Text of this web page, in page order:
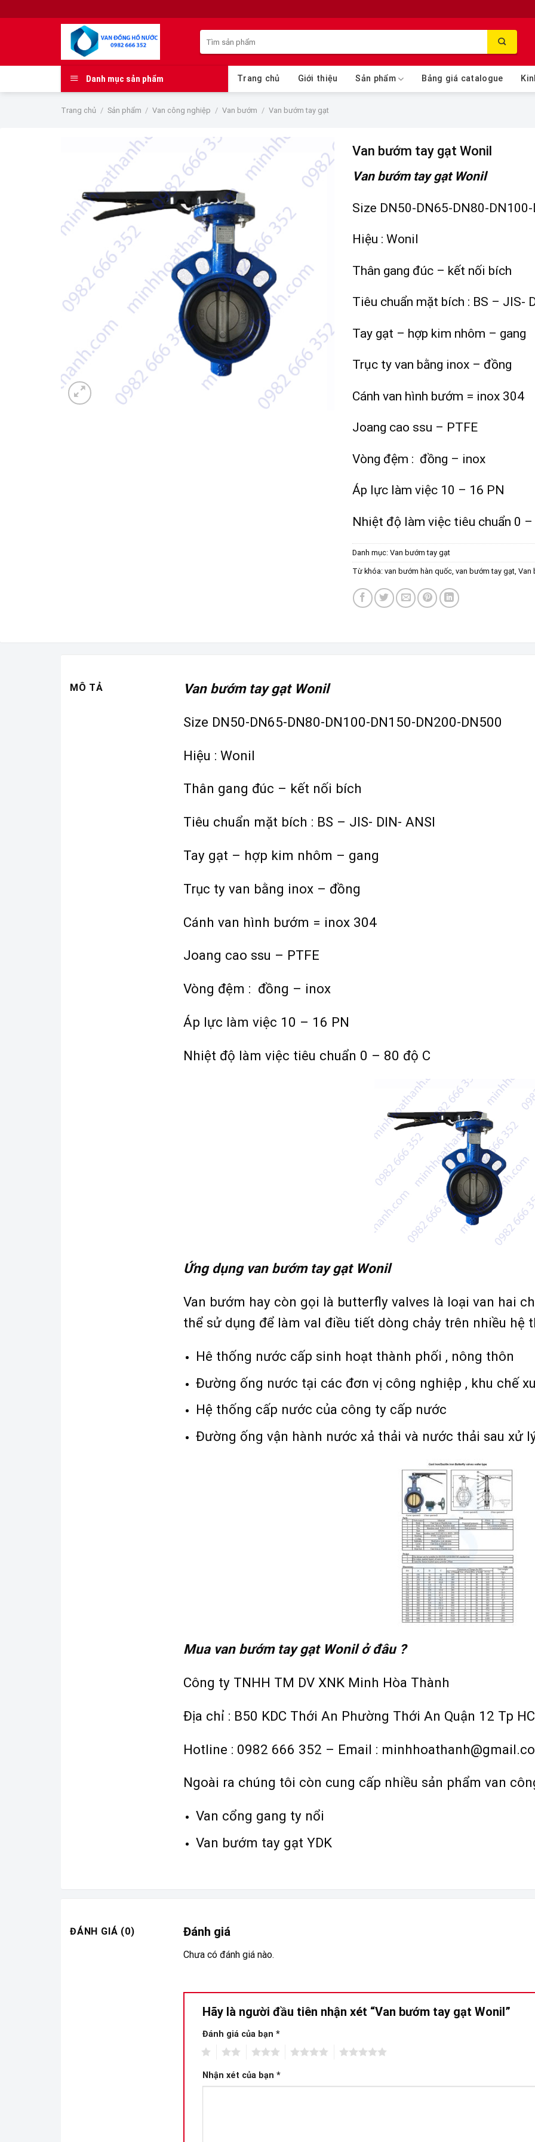
to
kiếm:
Danh mục sản phẩm Trang chủ Giới thiệu Sản phẩm Bảng giá catalogue
Trang chủ / Sản phẩm / Van công nghiệp / Van bướm / Van bướm tay gạt
Van bướm tay gạt Wonil
Van bướm tay gạt Wonil
Size DN50-DN65-DN80-
Hiệu : Wonil
Thân gang đúc – kết nối bích
Tiêu chuẩn mặt bích : BS – JIS-
Tay gạt – hợp kim nhôm – gang
Trục ty van bằng inox – đồng
Cánh van hình bướm = inox 304
Joang cao ssu – PTFE
Vòng đệm : đồng – inox
Áp lực làm việc 10 – 16 PN
Nhiệt độ làm việc tiêu chuẩn 0 –
Danh mục: Van bướm tay gạt
Từ khóa: van bướm hàn quốc, van bướm tay gạt, Van
MÔ TẢ Van bướm tay gạt Wonil
Size DN50-DN65-DN80-DN100-DN150-DN200-DN500
Hiệu : Wonil
Thân gang đúc – kết nối bích
Tiêu chuẩn mặt bích : BS – JIS- DIN- ANSI
Tay gạt – hợp kim nhôm – gang
Trục ty van bằng inox – đồng
Cánh van hình bướm = inox 304
Joang cao ssu – PTFE
Vòng đệm : đồng – inox
Áp lực làm việc 10 – 16 PN
Nhiệt độ làm việc tiêu chuẩn 0 – 80 độ C
Ứng dụng van bướm tay gạt Wonil
Van bướm hay còn gọi là butterfly valves là loại van hai
thể sử dụng để làm val điều tiết dòng chảy trên nhiều hệ
Hê thống nước cấp sinh hoạt thành phối , nông thôn
Đường ống nước tại các đơn vị công nghiệp , khu chế
Hệ thống cấp nước của công ty cấp nước
Đường ống vận hành nước xả thải và nước thải sau xử
Mua van bướm tay gạt Wonil ở đâu ?
Công ty TNHH TM DV XNK Minh Hòa Thành
Địa chỉ : B50 KDC Thới An Phường Thới An Quận 12 Tp
Hotline : 0982 666 352 – Email :
Ngoài ra chúng tôi còn cung cấp nhiều sản phẩm van
Van cổng gang ty nổi
Van bướm tay gạt YDK
ĐÁNH GIÁ (0) Đánh giá
Chưa có đánh giá nào.
Hãy là người đầu tiên nhận xét “Van bướm tay gạt Wonil”
Đánh giá của bạn *
Nhận xét của bạn *